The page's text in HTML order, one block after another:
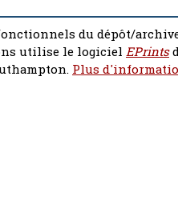
du dépôt/
utilise le logiciel EPrints
Plus